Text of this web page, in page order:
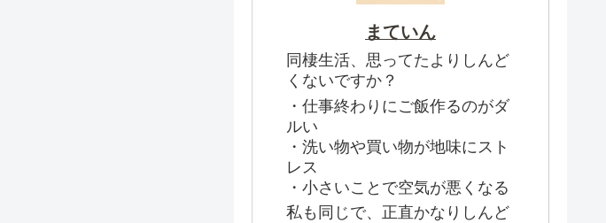
まていん
同棲生活、思ってたよりしんど
くないですか？
・仕事終わりにご飯作るのがダ
ルい
・洗い物や買い物が地味にスト
レス
・小さいことで空気が悪くなる
私も同じで、正直かなりしんど